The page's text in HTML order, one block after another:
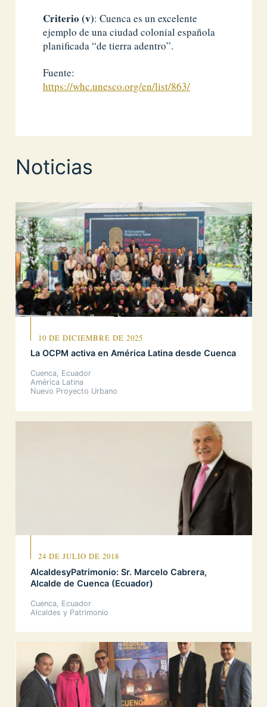
Criterio (v): Cuenca es un excelente
ejemplo de una ciudad colonial española
planificada “de tierra adentro”.
Fuente:
https://whc.unesco.org/en/list/863/
Noticias
10 DE DICIEMBRE DE 2025
La OCPM activa en América Latina desde Cuenca
Cuenca, Ecuador
América Latina
Nuevo Proyecto Urbano
24 DE JULIO DE 2018
AlcaldesyPatrimonio: Sr. Marcelo Cabrera,
Alcalde de Cuenca (Ecuador)
Cuenca, Ecuador
Alcaldes y Patrimonio